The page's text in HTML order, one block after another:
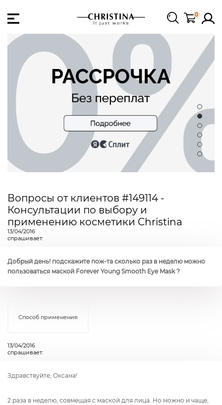
0
Вопросы от клиентов #149114 -
Консультации по выбору и
применению косметики Christina
13/04/2016
спрашивает:
Добрый день! подскажите пож-та сколько раз в неделю можно
пользоваться маской Forever Young Smooth Eye Mask ?
Способ применения
13/04/2016
спрашивает:
Здравствуйте, Оксана!
2 раза в неделю, совмещая с маской для лица. Но можно и чаще,